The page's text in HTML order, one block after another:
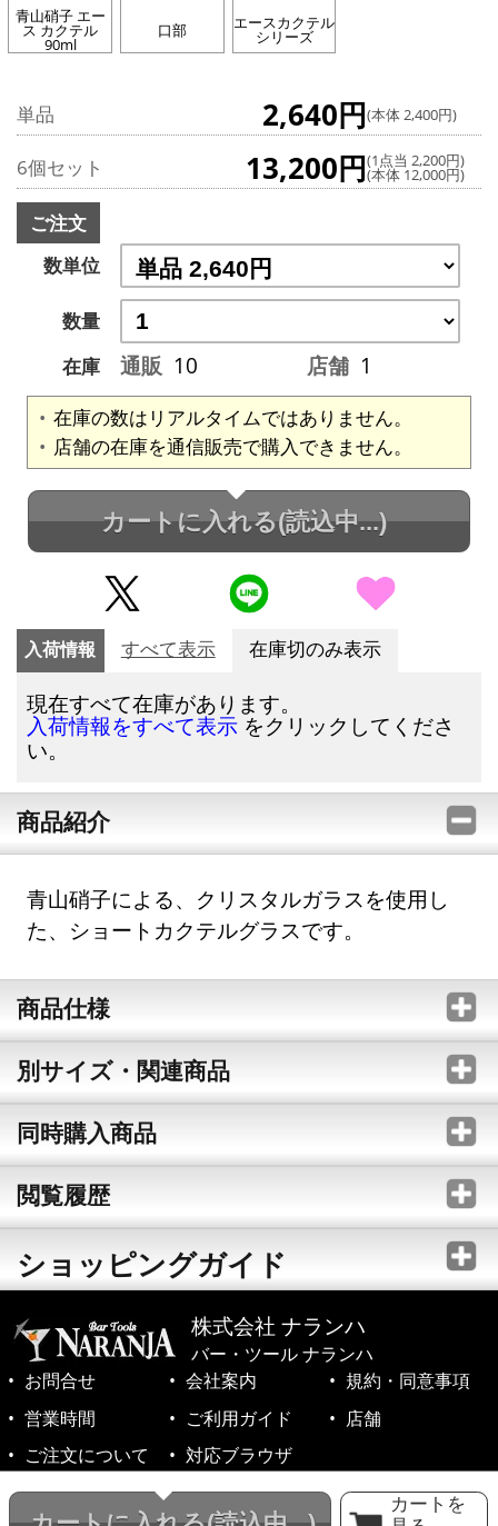
青山硝子 エー
ス カクテル
90ml
口部 エースカクテル
シリーズ
単品 2,640円(本体 2,400円)
6個セット 13,200円(1点当 2,200円)
(本体 12,000円)
ご注文
数単位
数量
在庫
通販 10 店舗 1
在庫の数はリアルタイムではありません。
店舗の在庫を通信販売で購入できません。
カートに入れる(読込中...)
カートを
入荷情報 すべて表示 在庫切のみ表示
現在すべて在庫があります。
入荷情報をすべて表示 をクリックしてくださ
い。
商品紹介
青山硝子による、クリスタルガラスを使用し
た、ショートカクテルグラスです。
商品仕様
別サイズ・関連商品
同時購入商品
閲覧履歴
ショッピングガイド
株式会社 ナランハ
バー・ツール ナランハ
お問合せ
会社案内
規約・同意事項
営業時間
ご利用ガイド
店舗
ご注文について
対応ブラウザ
©1999-2026 NARANJA Inc. All Rights Reserved.